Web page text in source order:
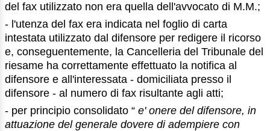
del fax utilizzato non era quella dell'avvocato di M.M.;
- l'utenza del fax era indicata nel foglio di carta
intestata utilizzato dal difensore per redigere il ricorso
e, conseguentemente, la Cancelleria del Tribunale del
riesame ha correttamente effettuato la notifica al
difensore e all'interessata - domiciliata presso il
difensore - al numero di fax risultante agli atti;
- per principio consolidato “ e' onere del difensore, in
attuazione del generale dovere di adempiere con